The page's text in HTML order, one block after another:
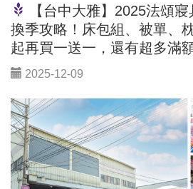
【台中大雅】2025法頌
換季攻略！床包組、被單、
起再買一送一，還有超多滿
2025-12-09